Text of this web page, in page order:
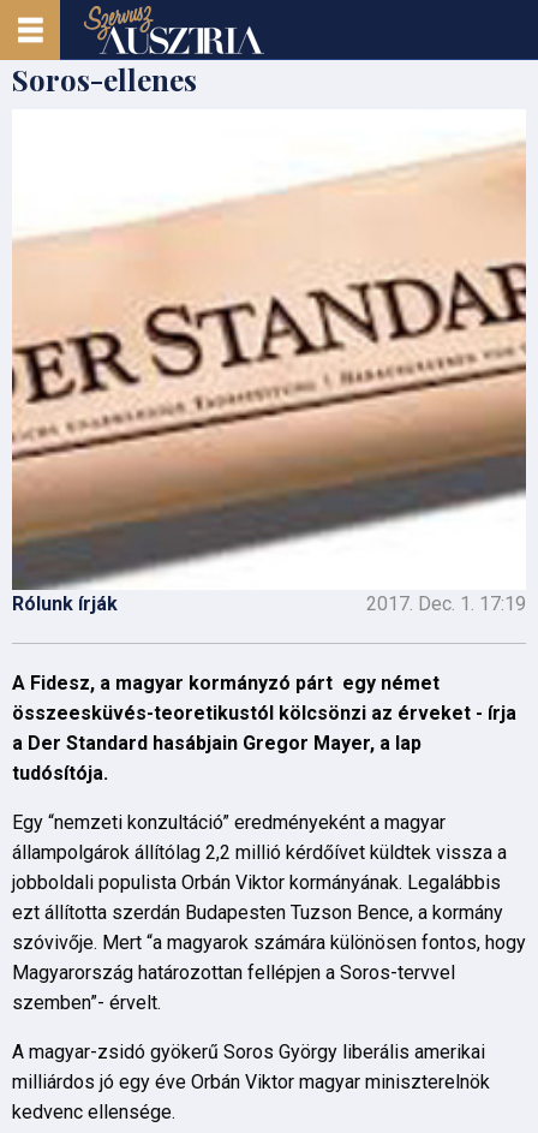
Soros-ellenes
Rólunk írják 2017. Dec. 1. 17:19
A Fidesz, a magyar kormányzó párt egy német
összeesküvés-teoretikustól kölcsönzi az érveket - írja
a Der Standard hasábjain Gregor Mayer, a lap
tudósítója.
Egy “nemzeti konzultáció” eredményeként a magyar
állampolgárok állítólag 2,2 millió kérdőívet küldtek vissza a
jobboldali populista Orbán Viktor kormányának. Legalábbis
ezt állította szerdán Budapesten Tuzson Bence, a kormány
szóvivője. Mert “a magyarok számára különösen fontos, hogy
Magyarország határozottan fellépjen a Soros-tervvel
szemben”- érvelt.
A magyar-zsidó gyökerű Soros György liberális amerikai
milliárdos jó egy éve Orbán Viktor magyar miniszterelnök
kedvenc ellensége.